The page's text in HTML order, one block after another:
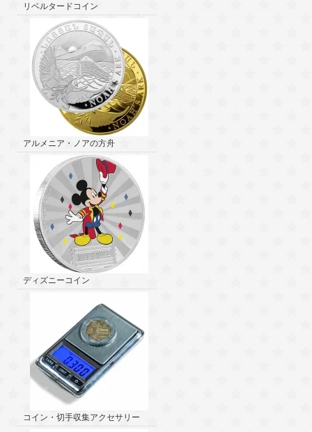
リベルタードコイン
アルメニア・ノアの方舟
ディズニーコイン
コイン・切手収集アクセサリー